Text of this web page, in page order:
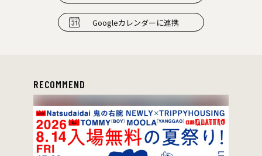
Googleカレンダーに連携
RECOMMEND